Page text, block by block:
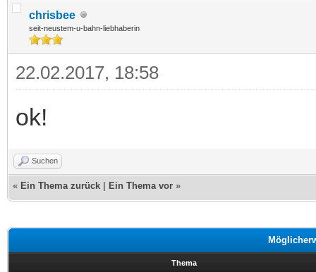
chrisbee
seit-neustem-u-bahn-liebhaberin
22.02.2017, 18:58
ok!
Suchen
« Ein Thema zurück Ein Thema vor »
Thema